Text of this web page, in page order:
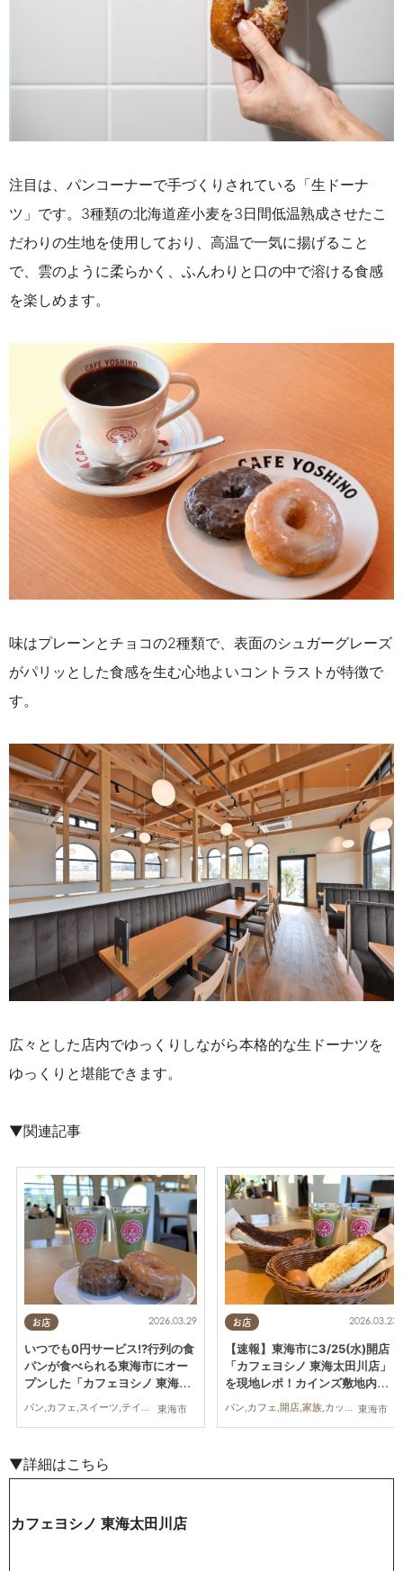
注目は、パンコーナーで手づくりされている「生ドーナ
ツ」です。3種類の北海道産小麦を3日間低温熟成させたこ
だわりの生地を使用しており、高温で一気に揚げること
で、雲のように柔らかく、ふんわりと口の中で溶ける食感
を楽しめます。
味はプレーンとチョコの2種類で、表面のシュガーグレーズ
がパリッとした食感を生む心地よいコントラストが特徴で
す。
広々とした店内でゆっくりしながら本格的な生ドーナツを
ゆっくりと堪能できます。
▼関連記事
お店
東海市
2026.03.29
いつでも0円サービス!?行列の食
パンが食べられる東海市にオー
プンした「カフェヨシノ 東海太
パン,カフェ,スイーツ,テイクアウト,家族,カップル,おひとりさま,友人
お店
東海市
2026.03.23
【速報】東海市に3/25(水)開店
「カフェヨシノ 東海太田川店」
を現地レポ！カインズ敷地内の
ドライブスルー併設店
パン,カフェ,開店,家族,カップル,おひとりさま,友人
▼詳細はこちら
カフェヨシノ 東海太田川店